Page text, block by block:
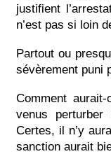
justifient
n’est pas si loin
Partout ou
sévèrement puni
Comment
venus
Certes, il n’y
sanction aurait